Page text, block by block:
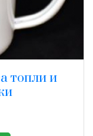
топли и